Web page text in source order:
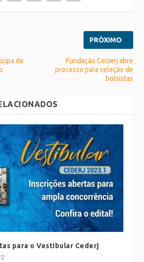
da
PRÓXIMO
Fundação Cecierj abre
processo para seleção de
bolsistas
para o Vestibular Cederj